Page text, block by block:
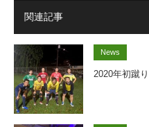
関連記事
News
2020年初蹴